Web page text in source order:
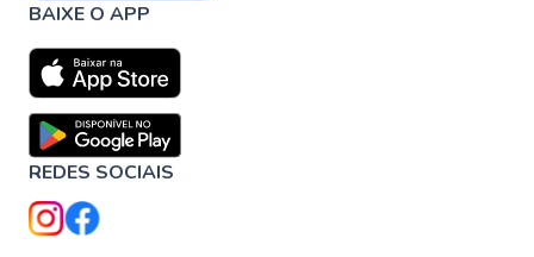
BAIXE O APP
REDES SOCIAIS